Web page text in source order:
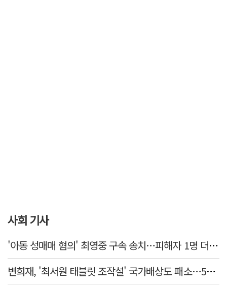
사회 기사
'아동 성매매 혐의' 최영중 구속 송치…피해자 1명 더 있었다
변희재, '최서원 태블릿 조작설' 국가배상도 패소…5천만원 청구 기각